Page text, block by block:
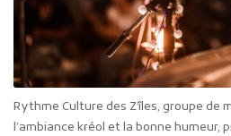
Rythme Culture des Z’îles, groupe de
l’ambiance kréol et la bonne humeur,